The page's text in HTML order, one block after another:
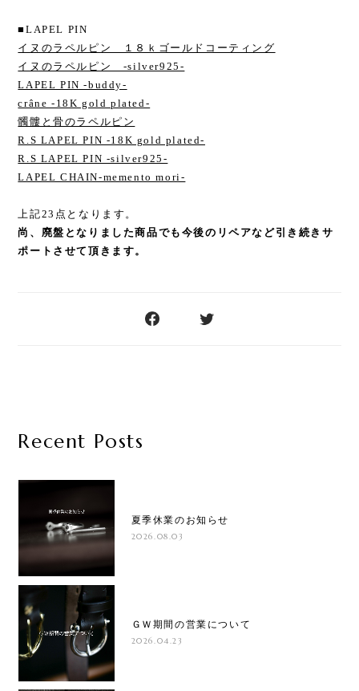
■LAPEL PIN
イヌのラペルピン １８ｋゴールドコーティング
イヌのラペルピン -silver925-
LAPEL PIN -buddy-
crâne -18K gold plated-
髑髏と骨のラペルピン
R.S LAPEL PIN -18K gold plated-
R.S LAPEL PIN -silver925-
LAPEL CHAIN-memento mori-
上記23点となります。
尚、廃盤となりました商品でも今後のリペアなど引き続きサ
ポートさせて頂きます。
Recent Posts
夏季休業のお知らせ
2026.08.03
ＧＷ期間の営業について
2026.04.23